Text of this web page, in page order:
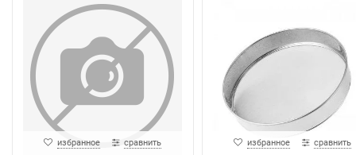
избранное сравнить избранное сравнить